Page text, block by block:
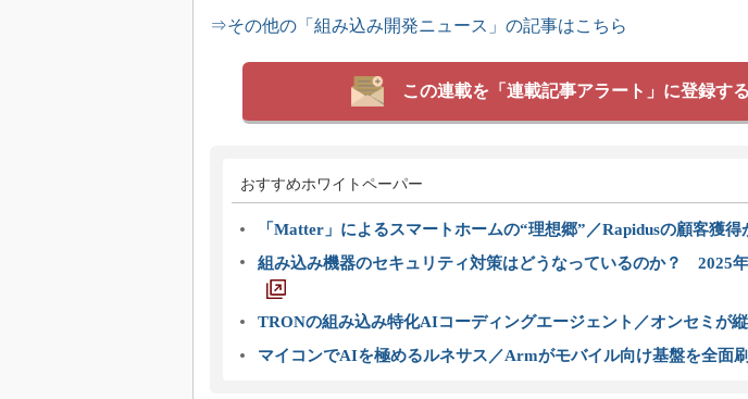
⇒その他の「組み込み開発ニュース」の記事はこちら
この連載を「連載記事アラート」に登録する
おすすめホワイトペーパー
「Matter」によるスマートホームの“理想郷”／Rapidusの顧客獲得
組み込み機器のセキュリティ対策はどうなっているのか？ 2025
TRONの組み込み特化AIコーディングエージェント／オンセミが
マイコンでAIを極めるルネサス／Armがモバイル向け基盤を全面